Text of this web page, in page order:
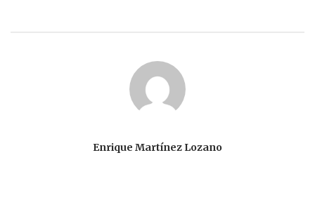
Enrique Martínez Lozano